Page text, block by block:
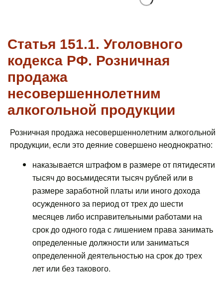
Статья 151.1. Уголовного
кодекса РФ. Розничная
продажа
несовершеннолетним
алкогольной продукции
Розничная продажа несовершеннолетним алкогольной
продукции, если это деяние совершено неоднократно:
наказывается штрафом в размере от пятидесяти
тысяч до восьмидесяти тысяч рублей или в
размере заработной платы или иного дохода
осужденного за период от трех до шести
месяцев либо исправительными работами на
срок до одного года с лишением права занимать
определенные должности или заниматься
определенной деятельностью на срок до трех
лет или без такового.